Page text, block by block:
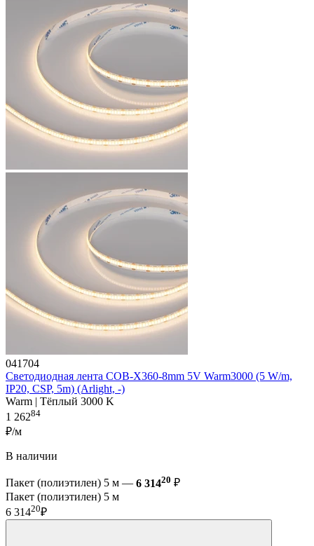
041704
Светодиодная лента COB-X360-8mm 5V Warm3000 (5 W/m,
IP20, CSP, 5m) (Arlight, -)
Warm | Тёплый 3000 K
1 26284
₽/м
В наличии
Пакет (полиэтилен) 5 м — 6 31420 ₽
Пакет (полиэтилен) 5 м
6 31420₽